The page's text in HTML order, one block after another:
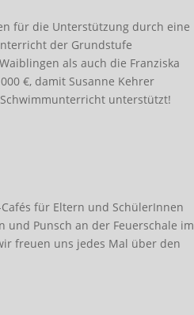
für die Unterstützung durch eine
der Grundstufe
als auch die Franziska
€, damit Susanne Kehrer
unterstützt!
für Eltern und SchülerInnen
und Punsch an der Feuerschale im
freuen uns jedes Mal über den